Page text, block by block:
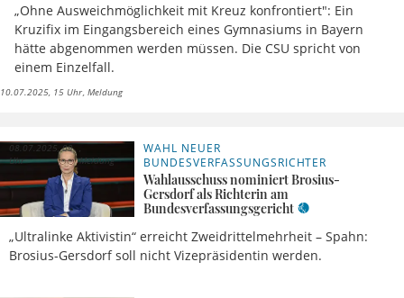
„Ohne Ausweichmöglichkeit mit Kreuz konfrontiert": Ein
Kruzifix im Eingangsbereich eines Gymnasiums in Bayern
hätte abgenommen werden müssen. Die CSU spricht von
einem Einzelfall.
10.07.2025, 15 Uhr Meldung
WAHL NEUER
BUNDESVERFASSUNGSRICHTER
Wahlausschuss nominiert Brosius-
Gersdorf als Richterin am
Bundesverfassungsgericht
„Ultralinke Aktivistin“ erreicht Zweidrittelmehrheit – Spahn:
Brosius-Gersdorf soll nicht Vizepräsidentin werden.
08.07.2025, 09
Uhr
Meldung